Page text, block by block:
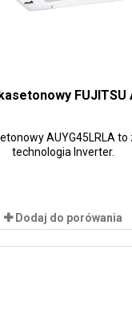
FUJITSU
AUYG45LRLA
technologia Inverter.
Dodaj do porówania